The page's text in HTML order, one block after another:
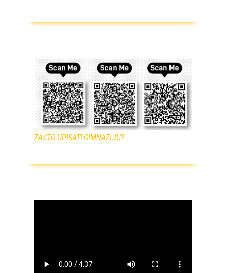
ZAŠTO UPISATI GIMNAZIJU?